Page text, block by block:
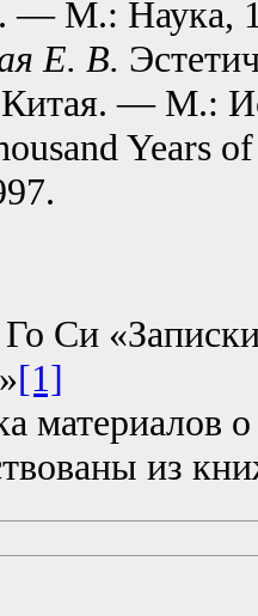
— М.: Наука,
Е. В.
Китая. — М.:
Years
Го Си
[1]
материалов
из